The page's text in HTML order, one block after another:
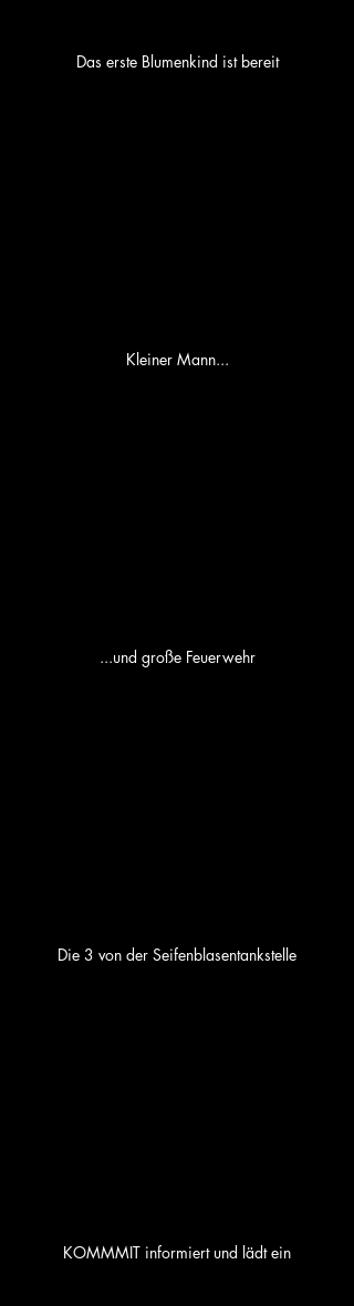
Das erste Blumenkind ist bereit
Kleiner Mann...
...und große Feuerwehr
Die 3 von der Seifenblasentankstelle
KOMMMIT informiert und lädt ein